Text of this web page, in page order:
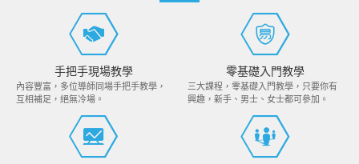
手把手現場教學
內容豐富，多位導師同場手把手教學，
互相補足，絕無冷場。
零基礎入門教學
三大課程，零基礎入門教學，只要你有
興趣，新手、男士、女士都可參加。